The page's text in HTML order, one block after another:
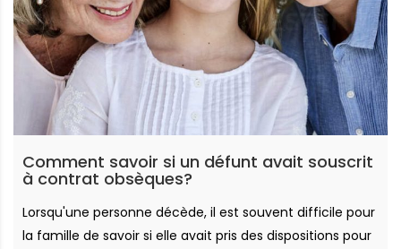
Comment savoir si un défunt avait souscrit
à contrat obsèques?
Lorsqu'une personne décède, il est souvent difficile pour
la famille de savoir si elle avait pris des dispositions pour